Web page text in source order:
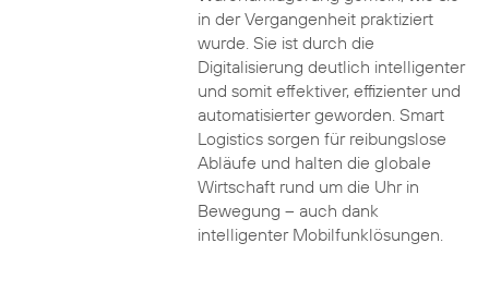
in der Vergangenheit praktiziert
wurde. Sie ist durch die
Digitalisierung deutlich intelligenter
und somit effektiver, effizienter und
automatisierter geworden. Smart
Logistics sorgen für reibungslose
Abläufe und halten die globale
Wirtschaft rund um die Uhr in
Bewegung – auch dank
intelligenter Mobilfunklösungen.